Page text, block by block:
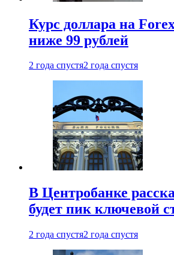
Курс доллара на
ниже 99 рублей
2 года спустя2 года спустя
В Центробанке
будет пик ключевой
2 года спустя2 года спустя